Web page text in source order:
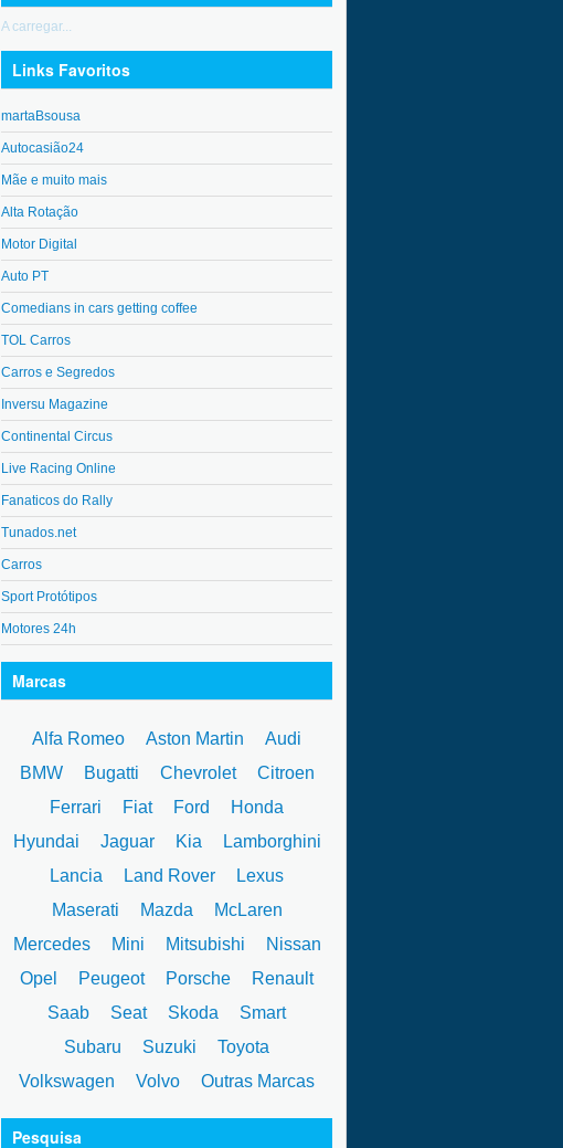
A carregar...
Links Favoritos
martaBsousa
Autocasião24
Mãe e muito mais
Alta Rotação
Motor Digital
Auto PT
Comedians in cars getting coffee
TOL Carros
Carros e Segredos
Inversu Magazine
Continental Circus
Live Racing Online
Fanaticos do Rally
Tunados.net
Carros
Sport Protótipos
Motores 24h
Marcas
Alfa Romeo Aston Martin
Audi
BMW
Bugatti Chevrolet
Citroen
Ferrari
Fiat Ford
Honda
Hyundai
Jaguar Kia
Lamborghini
Lancia
Land Rover
Lexus
Maserati
Mazda
McLaren
Mercedes
Mini Mitsubishi
Nissan
Opel
Peugeot Porsche
Renault
Saab
Seat Skoda
Smart
Subaru
Suzuki
Toyota
Volkswagen
Volvo Outras Marcas
Pesquisa